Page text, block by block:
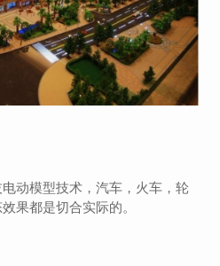
动模型技术，汽车，火车，轮
果都是切合实际的。